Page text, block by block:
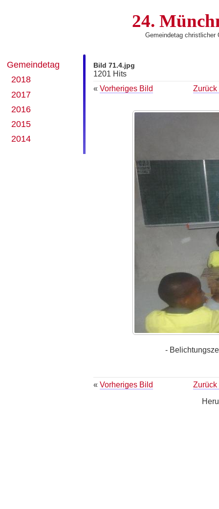
24.
Gemeindetag christlicher
Gemeindetag
2018
2017
2016
2015
2014
Bild 71.4.jpg
1201 Hits
« Vorheriges Bild Zurück
-
« Vorheriges Bild
Zurück